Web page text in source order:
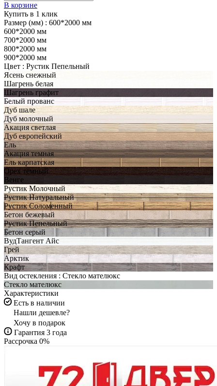
В корзине
Купить в 1 клик
Размер (мм) : 600*2000 мм
600*2000 мм
700*2000 мм
800*2000 мм
900*2000 мм
Цвет : Рустик Пепельный
Ясень снежный
Шагрень белая
Шагрень графит
Белый прованс
Дуб шале
Дуб молочный
Акация светлая
Дуб европейский
Ель
Акация темная
Ель карпатская
Орех темный
Венге
Рустик Молочный
Рустик Натуральный
Рустик Соломенный
Бетон бежевый
Рустик Пепельный
Бетон серый
ВудТангент Айс
Грей
Арктик
Крафт
Вид остекления : Стекло мателюкс
Стекло мателюкс
Характеристики
Есть в наличии
Нашли дешевле?
Хочу в подарок
Гарантия 3 года
Рассрочка 0%